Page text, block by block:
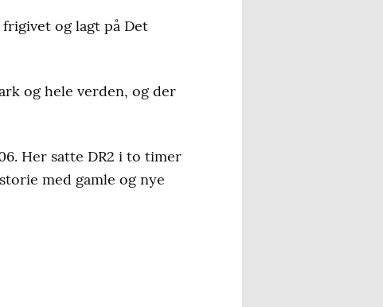
og lagt på Det
og hele verden, og der
Her satte DR2 i to timer
med gamle og nye